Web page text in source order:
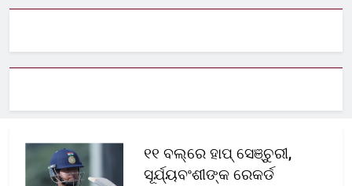
୧୧ ବଲ୍‌ରେ ହାପ୍ ସେଞ୍ଚୁରୀ,
ସୂର୍ଯ୍ୟବଂଶୀଙ୍କ ରେକର୍ଡ